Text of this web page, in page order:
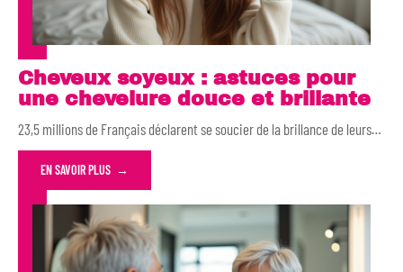
Cheveux soyeux : astuces pour
une chevelure douce et brillante
23,5 millions de Français déclarent se soucier de la brillance de leurs…
EN SAVOIR PLUS